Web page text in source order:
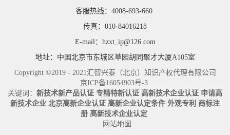
客服热线：4008-693-660
传真：010-84016218
E-mail：hzxt_ip@126.com
地址：中国北京市东城区草园胡同聚才大厦A105室
Copyright ©2019 - 2021汇智兴泰（北京）知识产权代理有限公司
京ICP备16054903号-3
关键词： 新技术新产品认证 专精特新认证 高新技术企业认证 申请高
新技术企业 北京高新企业认证 高新企业认定条件 外观专利 商标注
册 高新技术企业认定
网站地图